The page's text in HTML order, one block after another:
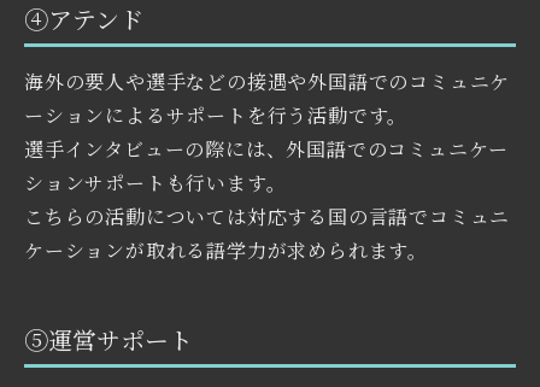
④アテンド
海外の要人や選手などの接遇や外国語でのコミュニケ
ーションによるサポートを行う活動です。
選手インタビューの際には、外国語でのコミュニケー
ションサポートも行います。
こちらの活動については対応する国の言語でコミュニ
ケーションが取れる語学力が求められます。
⑤運営サポート